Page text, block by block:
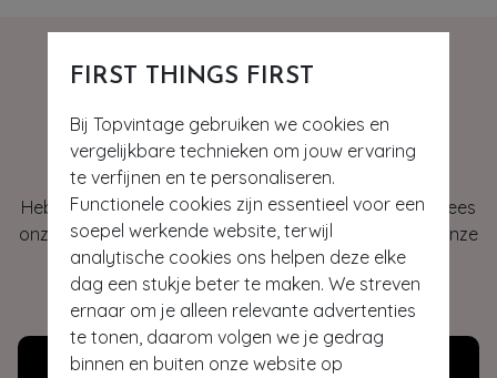
FIRST THINGS FIRST
Bij Topvintage gebruiken we cookies en
vergelijkbare technieken om jouw ervaring
te verfijnen en te personaliseren.
Functionele cookies zijn essentieel voor een
soepel werkende website, terwijl
analytische cookies ons helpen deze elke
dag een stukje beter te maken. We streven
ernaar om je alleen relevante advertenties
te tonen, daarom volgen we je gedrag
binnen en buiten onze website op
Hey gorgeous
Heb je vragen of heb je hulp nodig bij je bestelling? Lees
onze veelgestelde vragen of neem contact op met onze
klantenservice. Wij helpen je graag!
WE ZIJN NU OPEN
Klantenservice